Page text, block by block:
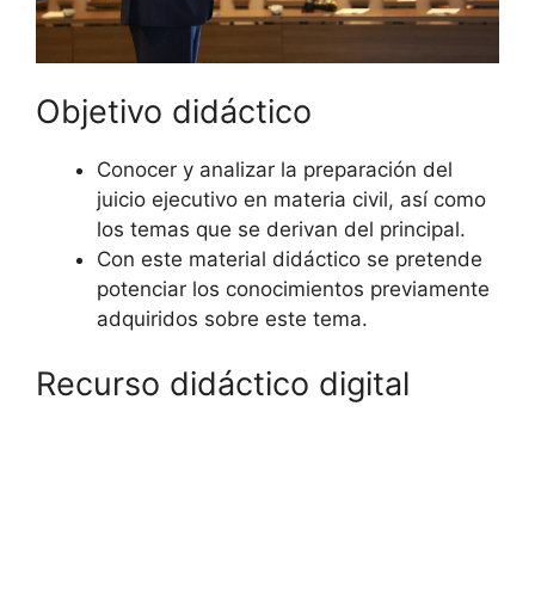
Objetivo didáctico
Conocer y analizar la preparación del
juicio ejecutivo en materia civil, así como
los temas que se derivan del principal.
Con este material didáctico se pretende
potenciar los conocimientos previamente
adquiridos sobre este tema.
Recurso didáctico digital